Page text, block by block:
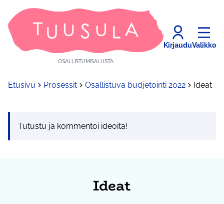
OSALLISTUMISALUSTA
KirjauduValikko
Etusivu Prosessit Osallistuva budjetointi 2022 Ideat
Tutustu ja kommentoi ideoita!
Ideat